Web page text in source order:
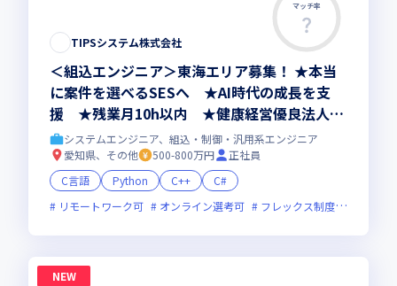
マッチ率
TIPSシステム株式会社
＜組込エンジニア＞東海エリア募集！ ★本当
に案件を選べるSESへ ★AI時代の成長を支
援 ★残業月10h以内 ★健康経営優良法人20
26認定
システムエンジニア、組込・制御・汎用系エンジニア
愛知県、その他
500-800万円
正社員
C言語
Python C++
C#
リモートワーク可
オンライン選考可 フレックス制度あり
NEW